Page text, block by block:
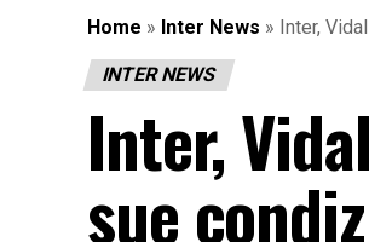
Home » Inter News » Inter,
INTER NEWS
Inter,
sue